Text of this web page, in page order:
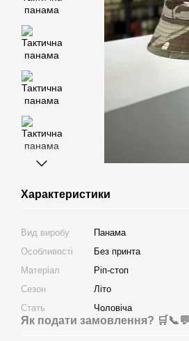
Характеристики
Вид виробу
Панама
Особливості
Без принта
Матеріал
Ріп-стоп
Сезон
Літо
Стать
Чоловіча
Як подати замовлення? 🛒📞💬